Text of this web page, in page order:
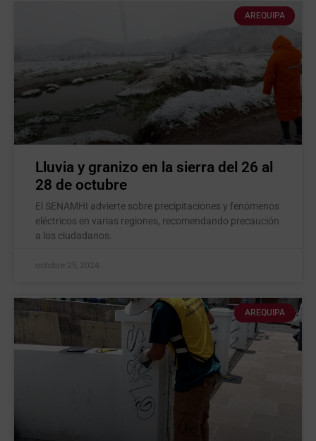
AREQUIPA
Lluvia y granizo en la sierra del 26 al
28 de octubre
El SENAMHI advierte sobre precipitaciones y fenómenos
eléctricos en varias regiones, recomendando precaución
a los ciudadanos.
octubre 25, 2024
AREQUIPA